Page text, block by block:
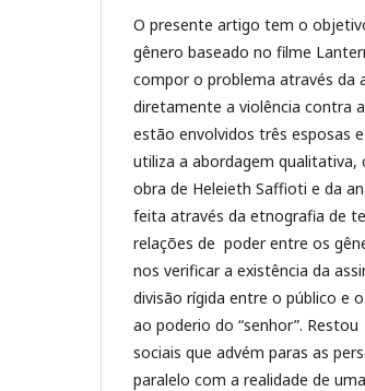
O presente artigo tem o
gênero baseado no filme
compor o problema através da
diretamente a violência contra
estão envolvidos três esposas
utiliza a abordagem
obra de Heleieth Saffioti e da
feita através da etnografia de
relações de poder entre os
nos verificar a existência da
divisão rígida entre o público e
ao poderio do “senhor”.
sociais que advém paras as
paralelo com a realidade de